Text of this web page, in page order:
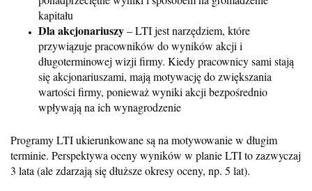
kapitału
Dla akcjonariuszy– LTI jest narzędziem, które
przywiązuje pracowników do wyników akcji i
długoterminowej wizji firmy. Kiedy pracownicy sami stają
się akcjonariuszami, mają motywację do zwiększania
wartości firmy, ponieważ wyniki akcji bezpośrednio
wpływają na ich wynagrodzenie
Programy LTI ukierunkowane są na motywowanie w długim
terminie. Perspektywa oceny wyników w planie LTI to zazwyczaj
3 lata (ale zdarzają się dłuższe okresy oceny, np. 5 lat).